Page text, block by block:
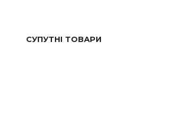
СУПУТНІ ТОВАРИ